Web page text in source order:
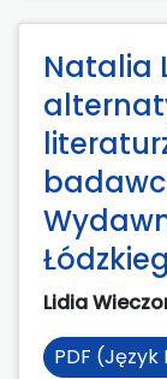
Natalia
Lidia
PDF (Język